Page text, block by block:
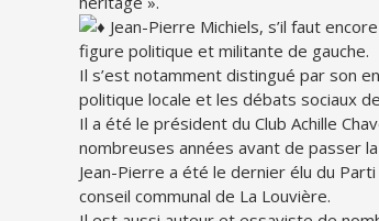
Jean-Pierre Michiels, s’il faut
figure politique et militante de gauche.
Il s’est notamment distingué par son
politique locale et les débats sociaux
Il a été le président du Club Achille
nombreuses années avant de passer
Jean-Pierre a été le dernier élu du
conseil communal de La Louvière.